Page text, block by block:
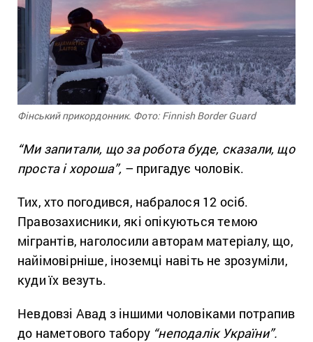
Фінський прикордонник. Фото: Finnish Border Guard
“Ми запитали, що за робота буде, сказали, що
проста і хороша”, – пригадує чоловік.
Тих, хто погодився, набралося 12 осіб.
Правозахисники, які опікуються темою
мігрантів, наголосили авторам матеріалу, що,
найімовірніше, іноземці навіть не зрозуміли,
куди їх везуть.
Невдовзі Авад з іншими чоловіками потрапив
до наметового табору “неподалік України”.